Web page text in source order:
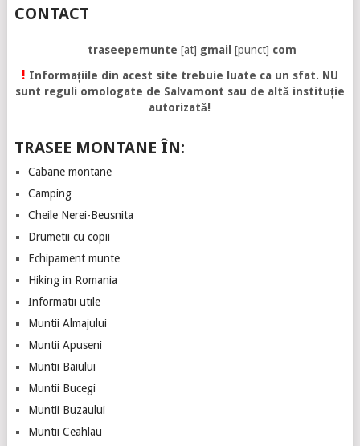
CONTACT
traseepemunte [at] gmail [punct] com
! Informațiile din acest site trebuie luate ca un sfat. NU
sunt reguli omologate de Salvamont sau de altă instituție
autorizată!
TRASEE MONTANE ÎN:
Cabane montane
Camping
Cheile Nerei-Beusnita
Drumetii cu copii
Echipament munte
Hiking in Romania
Informatii utile
Muntii Almajului
Muntii Apuseni
Muntii Baiului
Muntii Bucegi
Muntii Buzaului
Muntii Ceahlau